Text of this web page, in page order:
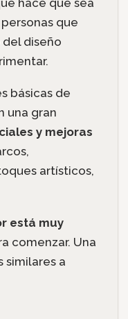
que
diseño
básicas de
una gran
y mejoras
artísticos,
está muy
comenzar. Una
similares a